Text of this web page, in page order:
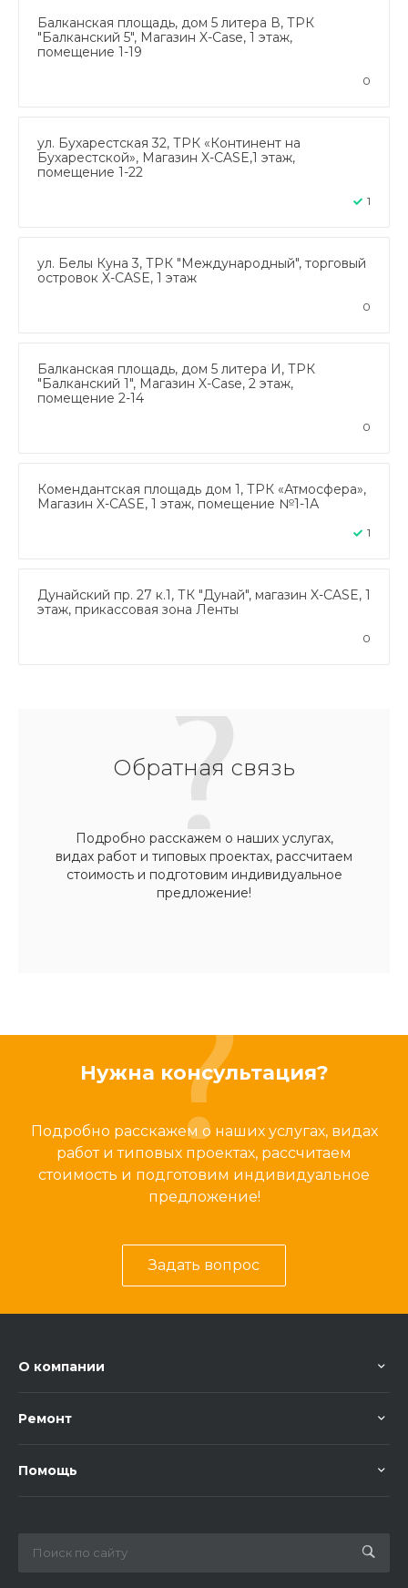
Балканская площадь, дом 5 литера В, ТРК
"Балканский 5", Магазин X-Case, 1 этаж,
помещение 1-19
0
ул. Бухарестская 32, ТРК «Континент на
Бухарестской», Магазин X-CASE,1 этаж,
помещение 1-22
1
ул. Белы Куна 3, ТРК "Международный", торговый
островок X-CASE, 1 этаж
0
Балканская площадь, дом 5 литера И, ТРК
"Балканский 1", Магазин X-Case, 2 этаж,
помещение 2-14
0
Комендантская площадь дом 1, ТРК «Атмосфера»,
Магазин X-CASE, 1 этаж, помещение №1-1А
1
Дунайский пр. 27 к.1, ТК "Дунай", магазин X-CASE, 1
этаж, прикассовая зона Ленты
0
Обратная связь
Подробно расскажем о наших услугах,
видах работ и типовых проектах, рассчитаем
стоимость и подготовим индивидуальное
предложение!
Нужна консультация?
Подробно расскажем о наших услугах, видах
работ и типовых проектах, рассчитаем
стоимость и подготовим индивидуальное
предложение!
Задать вопрос
О компании
Ремонт
Помощь